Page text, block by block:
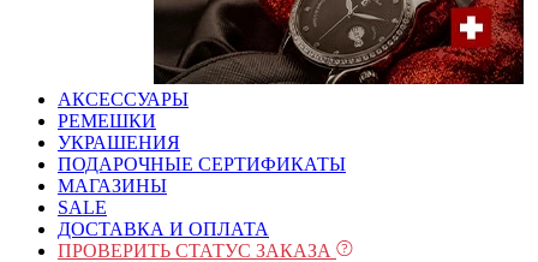
АКСЕССУАРЫ
РЕМЕШКИ
УКРАШЕНИЯ
ПОДАРОЧНЫЕ СЕРТИФИКАТЫ
МАГАЗИНЫ
SALE
ДОСТАВКА И ОПЛАТА
ПРОВЕРИТЬ СТАТУС ЗАКАЗА